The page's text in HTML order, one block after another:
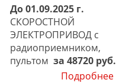
До 01.09.2025 г.
СКОРОСТНОЙ
ЭЛЕКТРОПРИВОД с
радиоприемником,
пультом за 48720 руб.
Подробнее